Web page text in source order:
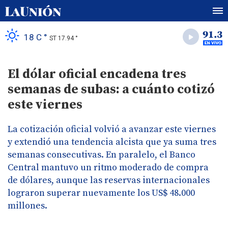
18 C ° ST 17.94 °
El dólar oficial encadena tres
semanas de subas: a cuánto cotizó
este viernes
La cotización oficial volvió a avanzar este viernes
y extendió una tendencia alcista que ya suma tres
semanas consecutivas. En paralelo, el Banco
Central mantuvo un ritmo moderado de compra
de dólares, aunque las reservas internacionales
lograron superar nuevamente los US$ 48.000
millones.